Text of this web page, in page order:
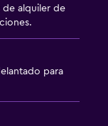
de alquiler de
para